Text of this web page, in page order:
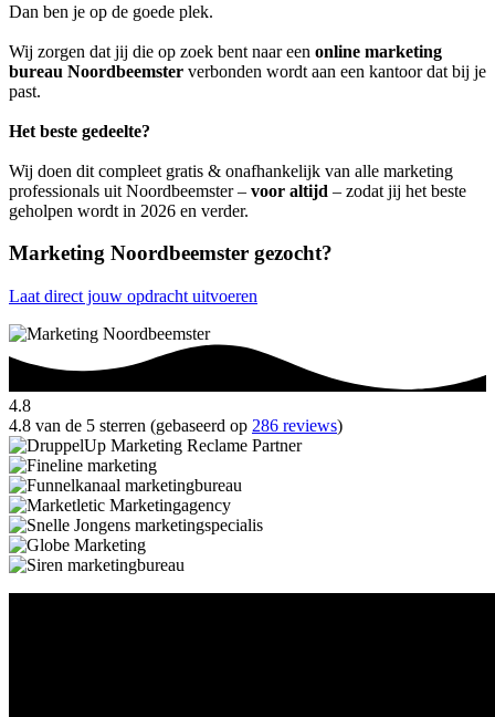
Dan ben je op de goede plek.
Wij zorgen dat jij die op zoek bent naar een online marketing
bureau Noordbeemster verbonden wordt aan een kantoor dat bij je
past.
Het beste gedeelte?
Wij doen dit compleet gratis & onafhankelijk van alle marketing
professionals uit Noordbeemster – voor altijd – zodat jij het beste
geholpen wordt in 2026 en verder.
Marketing Noordbeemster gezocht?
Laat direct jouw opdracht uitvoeren
4.8
4.8 van de 5 sterren (gebaseerd op 286 reviews)